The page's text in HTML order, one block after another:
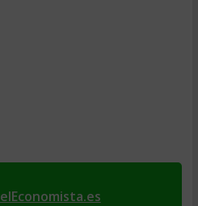
elEconomista.es